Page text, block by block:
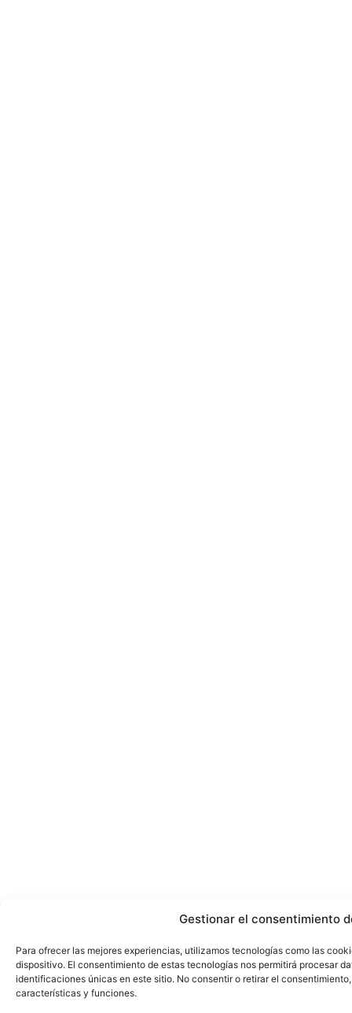
Gestionar el consentimiento
Para ofrecer las mejores experiencias, utilizamos tecnologías como las
dispositivo. El consentimiento de estas tecnologías nos permitirá procesar
identificaciones únicas en este sitio. No consentir o retirar el
características y funciones.